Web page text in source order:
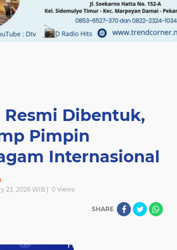
Dibentuk,
Pimpin
Internasional
23, 2026 WIB | 0Views
SHARE